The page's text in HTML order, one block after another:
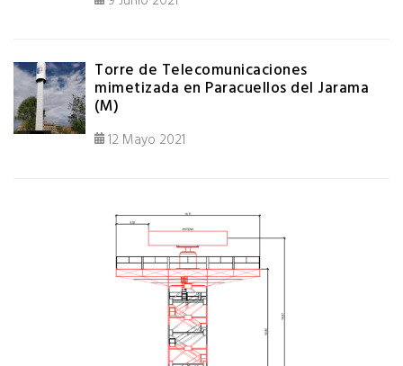
Torre de Telecomunicaciones
mimetizada en Paracuellos del Jarama
(M)
12 Mayo 2021